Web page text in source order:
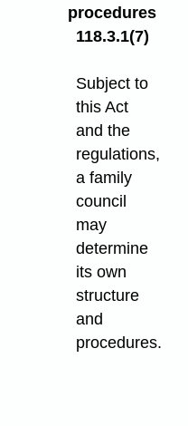
procedures
118.3.1(7)
Subject to
this Act
and the
regulations,
a family
council
may
determine
its own
structure
and
procedures.